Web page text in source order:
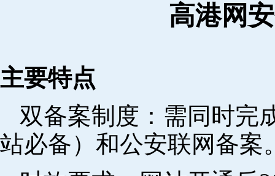
高港网
主要特点
双备案制度：需同时完
站必备）和公安联网备案